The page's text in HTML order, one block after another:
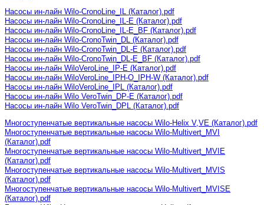
Насосы ин-лайн Wilo-CronoLine_IL (Каталог).pdf
Насосы ин-лайн Wilo-CronoLine_IL-E (Каталог).pdf
Насосы ин-лайн Wilo-CronoLine_IL-E_BF (Каталог).pdf
Насосы ин-лайн Wilo-CronoTwin_DL (Каталог).pdf
Насосы ин-лайн Wilo-CronoTwin_DL-E (Каталог).pdf
Насосы ин-лайн Wilo-CronoTwin_DL-E_BF (Каталог).pdf
Насосы ин-лайн WiloVeroLine_IP-E (Каталог).pdf
Насосы ин-лайн WiloVeroLine_IPH-O_IPH-W (Каталог).pdf
Насосы ин-лайн WiloVeroLine_IPL (Каталог).pdf
Насосы ин-лайн Wilo VeroTwin_DP-E (Каталог).pdf
Насосы ин-лайн Wilo VeroTwin_DPL (Каталог).pdf
Многоступенчатые вертикальные насосы Wilo-Helix V,VE (Каталог).pdf
Многоступенчатые вертикальные насосы Wilo-Multivert_MVI
(Каталог).pdf
Многоступенчатые вертикальные насосы Wilo-Multivert_MVIE
(Каталог).pdf
Многоступенчатые вертикальные насосы Wilo-Multivert_MVIS
(Каталог).pdf
Многоступенчатые вертикальные насосы Wilo-Multivert_MVISE
(Каталог).pdf